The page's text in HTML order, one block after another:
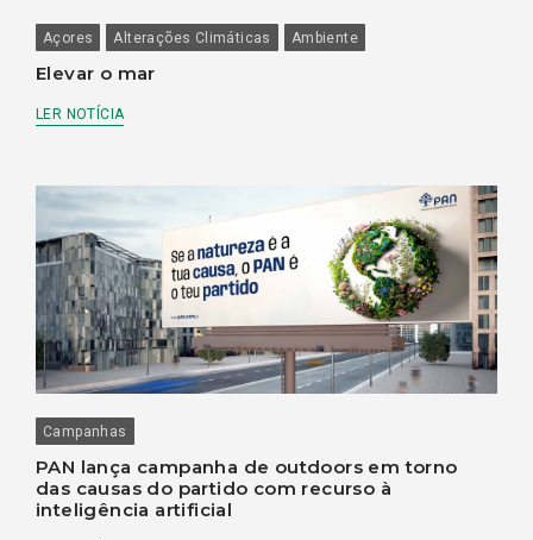
Açores Alterações Climáticas Ambiente
Elevar o mar
LER NOTÍCIA
Campanhas
PAN lança campanha de outdoors em torno
das causas do partido com recurso à
inteligência artificial